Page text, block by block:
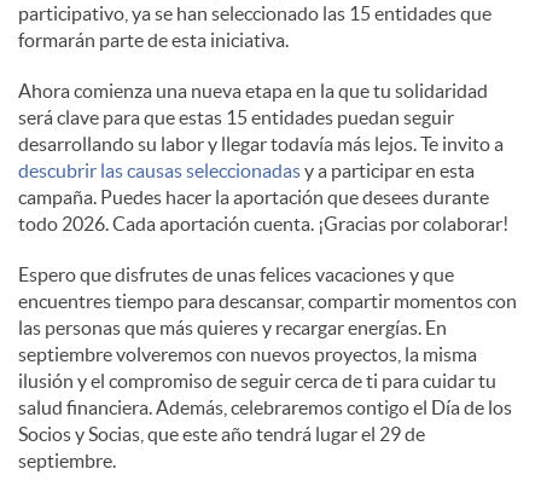
participativo, ya se han seleccionado las 15 entidades que
formarán parte de esta iniciativa.
Ahora comienza una nueva etapa en la que tu solidaridad
será clave para que estas 15 entidades puedan seguir
desarrollando su labor y llegar todavía más lejos. Te invito a
descubrir las causas seleccionadasy a participar en esta
campaña. Puedes hacer la aportación que desees durante
todo 2026. Cada aportación cuenta. ¡Gracias por colaborar!
Espero que disfrutes de unas felices vacaciones y que
encuentres tiempo para descansar, compartir momentos con
las personas que más quieres y recargar energías. En
septiembre volveremos con nuevos proyectos, la misma
ilusión y el compromiso de seguir cerca de ti para cuidar tu
salud financiera. Además, celebraremos contigo el Día de los
Socios y Socias, que este año tendrá lugar el 29 de
septiembre.